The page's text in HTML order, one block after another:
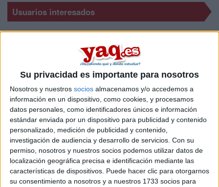
Su privacidad es importante para nosotros
Nosotros y nuestros socios almacenamos y/o accedemos a
información en un dispositivo, como cookies, y procesamos
datos personales, como identificadores únicos e información
estándar enviada por un dispositivo para publicidad y contenido
personalizado, medición de publicidad y contenido,
investigación de audiencia y desarrollo de servicios. Con su
permiso, nosotros y nuestros socios podemos utilizar datos de
localización geográfica precisa e identificación mediante las
características de dispositivos. Puede hacer clic para otorgarnos
su consentimiento a nosotros y a nuestros 1733 socios para
Usuarios interesados
Comunicación Audiovisual en los foros
estudiar segunda carrera
Cambiar de universidad
Alguien que haya estudiado comunicación audiovisual?
¿Estudiar el Grado de Comunicación Audiovisual?
Gente que quiere estudiar
Comunicación Audiovisual
A 327 usuarios les interesan estos estudios